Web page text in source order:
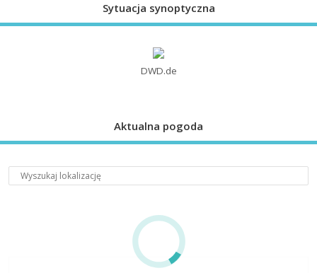
Sytuacja synoptyczna
DWD.de
Aktualna pogoda